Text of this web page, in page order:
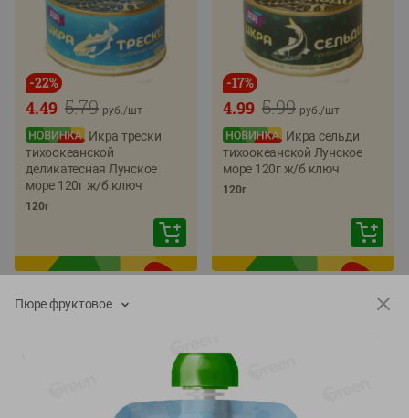
-22%
5.79
4.49 руб./шт
Икра трески
тихоокеанской
деликатесная Лунское
море 120г ж/б ключ
120г
-17%
5.99
4.99 руб./шт
Икра сельди
тихоокеанской Лунское
море 120г ж/б ключ
120г
Пюре фруктовое